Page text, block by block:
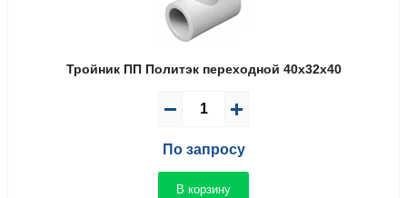
Тройник ПП Политэк переходной 40x32x40
По запросу
В корзину